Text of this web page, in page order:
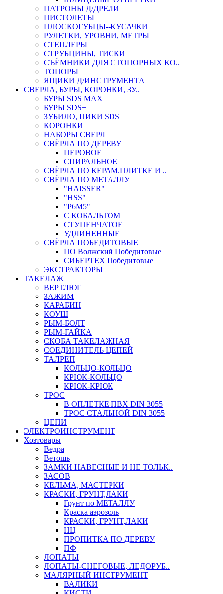
ПАТРОНЫ Д/ДРЕЛИ
ПИСТОЛЕТЫ
ПЛОСКОГУБЦЫ--КУСАЧКИ
РУЛЕТКИ, УРОВНИ, МЕТРЫ
СТЕПЛЕРЫ
СТРУБЦИНЫ, ТИСКИ
СЪЁМНИКИ ДЛЯ СТОПОРНЫХ КО..
ТОПОРЫ
ЯЩИКИ Д/ИНСТРУМЕНТА
СВЕРЛА, БУРЫ, КОРОНКИ, ЗУ..
БУРЫ SDS MAX
БУРЫ SDS+
ЗУБИЛО, ПИКИ SDS
КОРОНКИ
НАБОРЫ СВЕРЛ
СВЁРЛА ПО ДЕРЕВУ
ПЕРОВОЕ
СПИРАЛЬНОЕ
СВЁРЛА ПО КЕРАМ.ПЛИТКЕ И ..
СВЁРЛА ПО МЕТАЛЛУ
"HAISSER"
"HSS"
"Р6М5"
С КОБАЛЬТОМ
СТУПЕНЧАТОЕ
УДЛИНЕННЫЕ
СВЁРЛА ПОБЕДИТОВЫЕ
ПО Волжский Победитовые
СИБЕРТЕХ Победитовые
ЭКСТРАКТОРЫ
ТАКЕЛАЖ
ВЕРТЛЮГ
ЗАЖИМ
КАРАБИН
КОУШ
РЫМ-БОЛТ
РЫМ-ГАЙКА
СКОБА ТАКЕЛАЖНАЯ
СОЕДИНИТЕЛЬ ЦЕПЕЙ
ТАЛРЕП
КОЛЬЦО-КОЛЬЦО
КРЮК-КОЛЬЦО
КРЮК-КРЮК
ТРОС
В ОПЛЕТКЕ ПВХ DIN 3055
ТРОС СТАЛЬНОЙ DIN 3055
ЦЕПИ
ЭЛЕКТРОИНСТРУМЕНТ
Хозтовары
Ведра
Ветошь
ЗАМКИ НАВЕСНЫЕ И НЕ ТОЛЬК..
ЗАСОВ
КЕЛЬМА, МАСТЕРКИ
КРАСКИ, ГРУНТ,ЛАКИ
Грунт по МЕТАЛЛУ
Краска аэрозоль
КРАСКИ, ГРУНТ,ЛАКИ
НЦ
ПРОПИТКА ПО ДЕРЕВУ
ПФ
ЛОПАТЫ
ЛОПАТЫ-СНЕГОВЫЕ, ЛЕДОРУБ..
МАЛЯРНЫЙ ИНСТРУМЕНТ
ВАЛИКИ